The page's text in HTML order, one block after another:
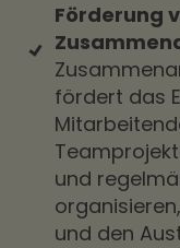
Förderung
fördert das
und
und den